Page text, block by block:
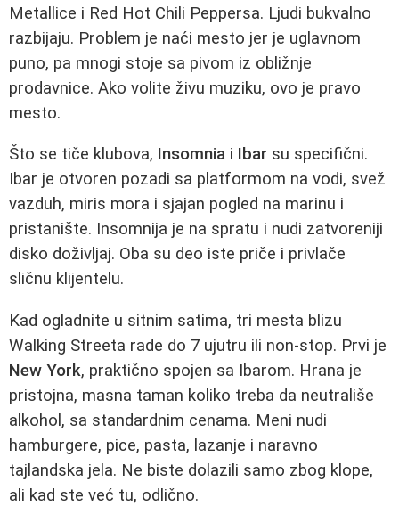
Metallice i Red Hot Chili Peppersa. Ljudi bukvalno
razbijaju. Problem je naći mesto jer je uglavnom
puno, pa mnogi stoje sa pivom iz obližnje
prodavnice. Ako volite živu muziku, ovo je pravo
mesto.
Što se tiče klubova, Insomnia i Ibar su specifični.
Ibar je otvoren pozadi sa platformom na vodi, svež
vazduh, miris mora i sjajan pogled na marinu i
pristanište. Insomnija je na spratu i nudi zatvoreniji
disko doživljaj. Oba su deo iste priče i privlače
sličnu klijentelu.
Kad ogladnite u sitnim satima, tri mesta blizu
Walking Streeta rade do 7 ujutru ili non-stop. Prvi je
New York, praktično spojen sa Ibarom. Hrana je
pristojna, masna taman koliko treba da neutrališe
alkohol, sa standardnim cenama. Meni nudi
hamburgere, pice, pasta, lazanje i naravno
tajlandska jela. Ne biste dolazili samo zbog klope,
ali kad ste već tu, odlično.